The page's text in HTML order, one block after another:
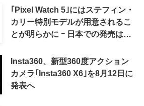
｢Pixel Watch 5｣にはステフィン・
カリー特別モデルが用意されるこ
とが明らかに ｰ 日本での発売は期
Insta360、新型360度アクション
カメラ｢Insta360 X6｣を8月12日に
発表へ